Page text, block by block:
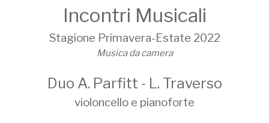
Incontri Musicali
Stagione Primavera-Estate 2022
Musica da camera
Duo A. Parfitt - L. Traverso
violoncello e pianoforte